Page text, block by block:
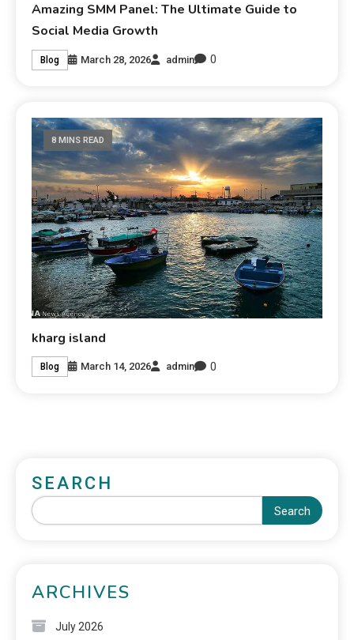
Amazing SMM Panel: The Ultimate Guide to
Social Media Growth
Blog March 28, 2026 admin 0
8 MINS READ
kharg island
Blog March 14, 2026 admin 0
SEARCH
Search
ARCHIVES
July 2026